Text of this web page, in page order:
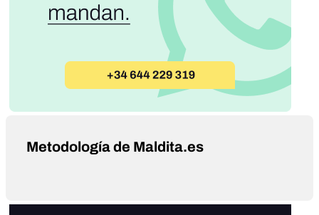
Metodología de Maldita.es